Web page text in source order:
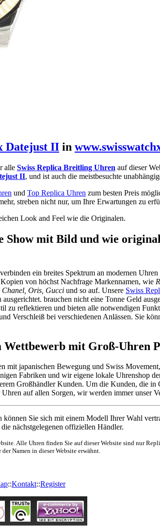
Datejust II in
alle Swiss Replica Breitling Uhren auf dieser
II, und ist auch die meistbesuchte
und Top Replica Uhren zum besten Preis
streben nicht nur, um Ihre Erwartungen zu
Look and Feel wie die Originalen.
Show mit Bild und wie
ein breites Spektrum an modernen
von höchst Nachfrage Markennamen, wie
Oris, Gucci und so auf. Unsere Swiss
brauchen nicht eine Tonne Geld
zu reflektieren und bieten alle notwendigen
Verschleiß bei verschiedenen Anlässen. Sie
mit Groß-Uhren
mit japanischen Bewegung und Swiss
Fabriken und wir eigene lokale Uhrenshop
Großhändler Kunden. Um die Kunden, die
auf allen Sorgen, wir werden immer unser
Sie sich mit einem Modell Ihrer Wahl
nächstgelegenen offiziellen Händler.
Alle Uhren finden Sie auf dieser Website sind nur
Namen in dieser Website erwähnt.
::Kontakt::Register